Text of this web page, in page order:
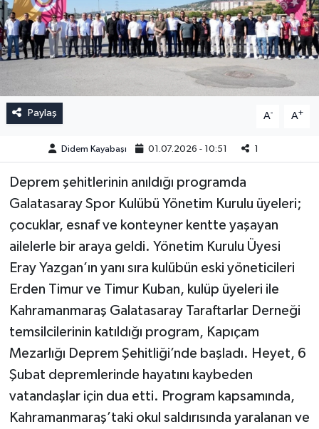
Paylaş A- A+
Didem Kayabaşı 01.07.2026 - 10:51 1
Deprem şehitlerinin anıldığı programda
Galatasaray Spor Kulübü Yönetim Kurulu üyeleri;
çocuklar, esnaf ve konteyner kentte yaşayan
ailelerle bir araya geldi. Yönetim Kurulu Üyesi
Eray Yazgan’ın yanı sıra kulübün eski yöneticileri
Erden Timur ve Timur Kuban, kulüp üyeleri ile
Kahramanmaraş Galatasaray Taraftarlar Derneği
temsilcilerinin katıldığı program, Kapıçam
Mezarlığı Deprem Şehitliği’nde başladı. Heyet, 6
Şubat depremlerinde hayatını kaybeden
vatandaşlar için dua etti. Program kapsamında,
Kahramanmaraş’taki okul saldırısında yaralanan ve